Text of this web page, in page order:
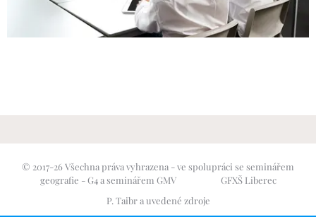
© 2017-26 Všechna práva vyhrazena - ve spolupráci se seminářem
geografie - G4 a seminářem GMV GFXŠ Liberec
P. Taibr a uvedené zdroje